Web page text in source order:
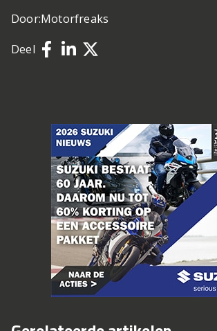
Door:Motorfreaks
Deel